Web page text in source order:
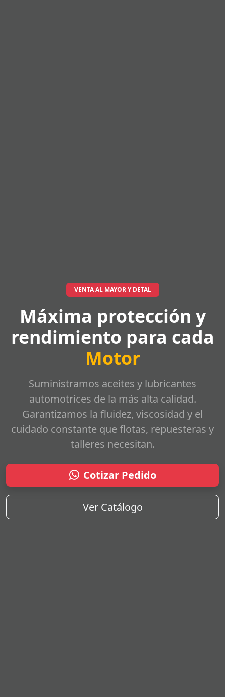
VENTA AL MAYOR Y DETAL
Máxima protección y
rendimiento para cada
Motor
Suministramos aceites y lubricantes
automotrices de la más alta calidad.
Garantizamos la fluidez, viscosidad y el
cuidado constante que flotas, repuesteras y
talleres necesitan.
Cotizar Pedido
Ver Catálogo